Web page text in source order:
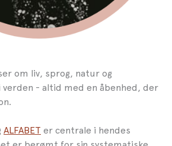
om liv, sprog, natur og
verden - altid med en åbenhed, der
ALFABET er centrale i hendes